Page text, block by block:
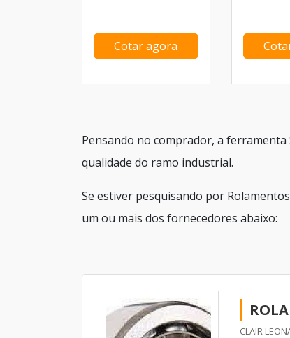
Cotar agora
Pensando no comprador, a
qualidade do ramo industrial.
Se estiver pesquisando por
um ou mais dos fornecedores abaixo:
CLAIR